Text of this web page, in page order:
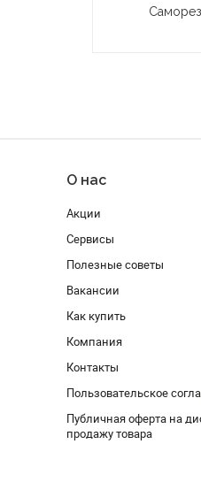
О нас
Акции
Сервисы
Полезные советы
Вакансии
Как купить
Компания
Контакты
Пользовательское
Публичная оферта на
продажу товара